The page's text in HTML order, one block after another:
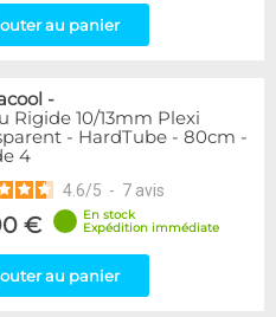
au panier
-
Rigide 10/13mm Plexi
- HardTube - 80cm -
4
4.6/5 - 7 avis
€
En stock
Expédition immédiate
au panier